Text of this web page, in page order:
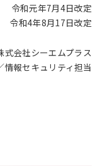
令和元年7月4日改定
令和4年8月17日改定
式会社シーエムプラス
情報セキュリティ担当